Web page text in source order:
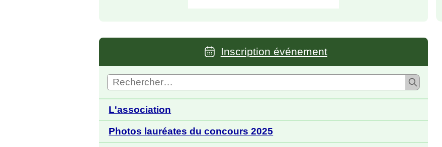
Inscription événement
L'association
Photos lauréates du concours 2025